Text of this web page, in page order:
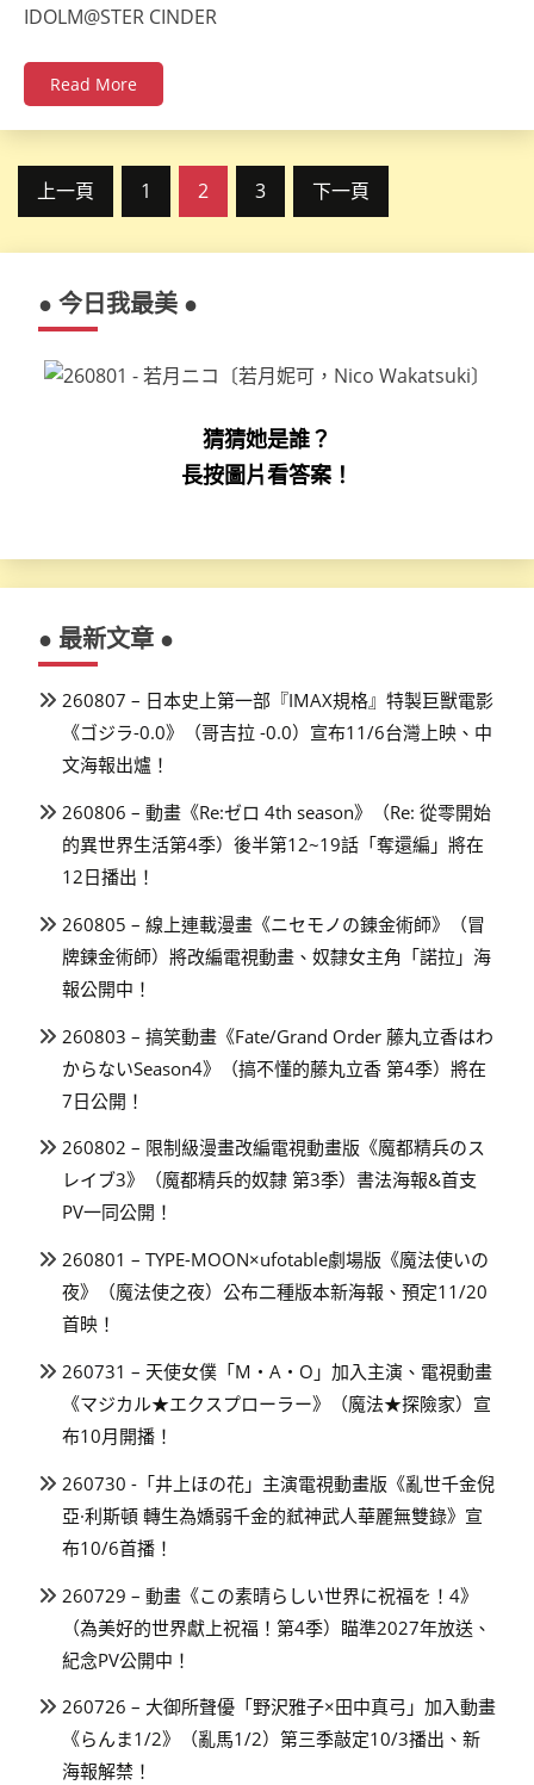
IDOLM@STER CINDER
Read More
文
頁
上一頁 1 2 3 下一頁
● 今日我最美 ●
猜猜她是誰？
長按圖片看答案！
● 最新文章 ●
260807 – 日本史上第一部『IMAX規格』特製巨獸電影
《ゴジラ-0.0》（哥吉拉 -0.0）宣布11/6台灣上映、中
文海報出爐！
260806 – 動畫《Re:ゼロ 4th season》（Re: 從零開始
的異世界生活第4季）後半第12~19話「奪還編」將在
12日播出！
260805 – 線上連載漫畫《ニセモノの錬金術師》（冒
牌鍊金術師）將改編電視動畫、奴隸女主角「諾拉」海
報公開中！
260803 – 搞笑動畫《Fate/Grand Order 藤丸立香はわ
からないSeason4》（搞不懂的藤丸立香 第4季）將在
7日公開！
260802 – 限制級漫畫改編電視動畫版《魔都精兵のス
レイブ3》（魔都精兵的奴隸 第3季）書法海報&首支
PV一同公開！
260801 – TYPE-MOON×ufotable劇場版《魔法使いの
夜》（魔法使之夜）公布二種版本新海報、預定11/20
首映！
260731 – 天使女僕「M・A・O」加入主演、電視動畫
《マジカル★エクスプローラー》（魔法★探險家）宣
布10月開播！
260730 -「井上ほの花」主演電視動畫版《亂世千金倪
亞·利斯頓 轉生為嬌弱千金的弒神武人華麗無雙錄》宣
布10/6首播！
260729 – 動畫《この素晴らしい世界に祝福を！4》
（為美好的世界獻上祝福！第4季）瞄準2027年放送、
紀念PV公開中！
260726 – 大御所聲優「野沢雅子×田中真弓」加入動畫
《らんま1/2》（亂馬1/2）第三季敲定10/3播出、新
海報解禁！